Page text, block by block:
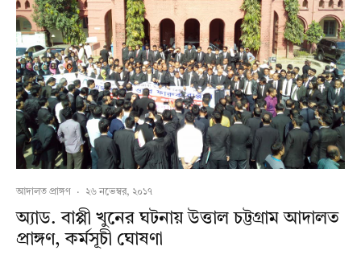
আদালত প্রাঙ্গণ · ২৬ নভেম্বর, ২০১৭
অ্যাড. বাপ্পী খুনের ঘটনায় উত্তাল চট্টগ্রাম আদালত
প্রাঙ্গণ, কর্মসূচী ঘোষণা